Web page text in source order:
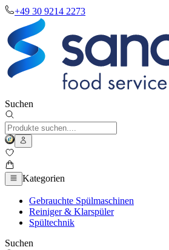
+49 30 9214 2273
Suchen
Kategorien
Gebrauchte Spülmaschinen
Reiniger & Klarspüler
Spültechnik
Suchen